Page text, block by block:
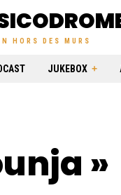
HORS DES MURS
JUKEBOX
»